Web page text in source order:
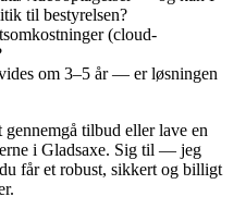
til bestyrelsen?
(cloud-
om 3–5 år — er løsningen
tilbud eller lave en
i Gladsaxe. Sig til — jeg
får et robust, sikkert og billigt